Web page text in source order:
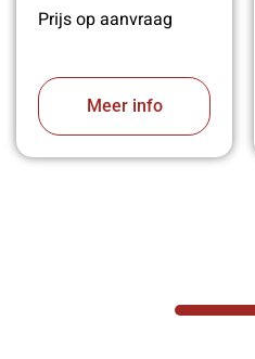
Prijs op aanvraag
Meer info